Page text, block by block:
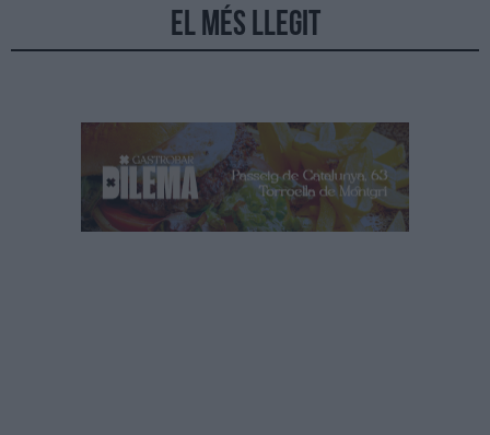
El més llegit